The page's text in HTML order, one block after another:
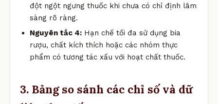
đột ngột ngưng thuốc khi chưa có chỉ định lâm
sàng rõ ràng.
Nguyên tắc 4: Hạn chế tối đa sử dụng bia
rượu, chất kích thích hoặc các nhóm thực
phẩm có tương tác xấu với hoạt chất thuốc.
3. Bảng so sánh các chỉ số và dữ